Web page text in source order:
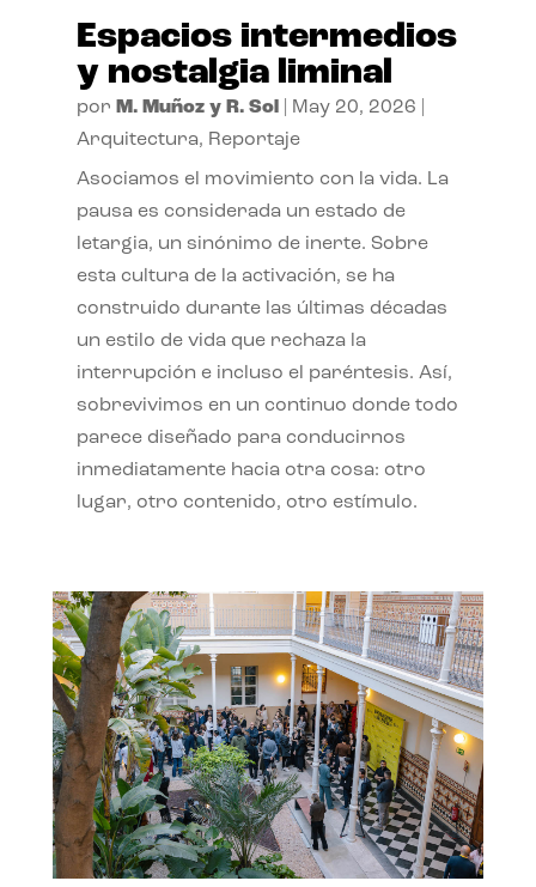
Espacios intermedios
y nostalgia liminal
por M. Muñoz y R. Sol| May 20, 2026
Arquitectura, Reportaje
Asociamos el movimiento con la vida. La
pausa es considerada un estado de
letargia, un sinónimo de inerte. Sobre
esta cultura de la activación, se ha
construido durante las últimas décadas
un estilo de vida que rechaza la
interrupción e incluso el paréntesis. Así,
sobrevivimos en un continuo donde todo
parece diseñado para conducirnos
inmediatamente hacia otra cosa: otro
lugar, otro contenido, otro estímulo.